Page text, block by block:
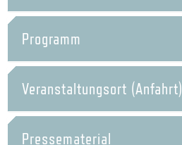
Programm
Veranstaltungsort (Anfahrt)
Pressematerial